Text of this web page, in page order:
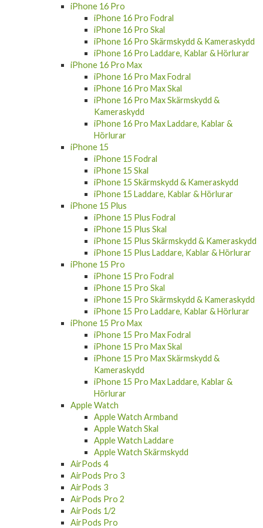
iPhone 16 Pro
iPhone 16 Pro Fodral
iPhone 16 Pro Skal
iPhone 16 Pro Skärmskydd & Kameraskydd
iPhone 16 Pro Laddare, Kablar & Hörlurar
iPhone 16 Pro Max
iPhone 16 Pro Max Fodral
iPhone 16 Pro Max Skal
iPhone 16 Pro Max Skärmskydd &
Kameraskydd
iPhone 16 Pro Max Laddare, Kablar &
Hörlurar
iPhone 15
iPhone 15 Fodral
iPhone 15 Skal
iPhone 15 Skärmskydd & Kameraskydd
iPhone 15 Laddare, Kablar & Hörlurar
iPhone 15 Plus
iPhone 15 Plus Fodral
iPhone 15 Plus Skal
iPhone 15 Plus Skärmskydd & Kameraskydd
iPhone 15 Plus Laddare, Kablar & Hörlurar
iPhone 15 Pro
iPhone 15 Pro Fodral
iPhone 15 Pro Skal
iPhone 15 Pro Skärmskydd & Kameraskydd
iPhone 15 Pro Laddare, Kablar & Hörlurar
iPhone 15 Pro Max
iPhone 15 Pro Max Fodral
iPhone 15 Pro Max Skal
iPhone 15 Pro Max Skärmskydd &
Kameraskydd
iPhone 15 Pro Max Laddare, Kablar &
Hörlurar
Apple Watch
Apple Watch Armband
Apple Watch Skal
Apple Watch Laddare
Apple Watch Skärmskydd
AirPods 4
AirPods Pro 3
AirPods 3
AirPods Pro 2
AirPods 1/2
AirPods Pro